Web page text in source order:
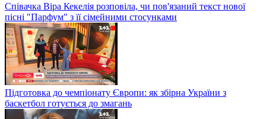
Співачка Віра Кекелія розповіла, чи пов'язаний текст нової
пісні "Парфум" з її сімейними стосунками
Підготовка до чемпіонату Європи: як збірна України з
баскетбол готується до змагань